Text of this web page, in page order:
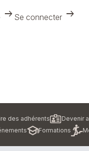
arrow_right_alt Se connecter arrow_right_alt
des adhérents
Devenir
Formations